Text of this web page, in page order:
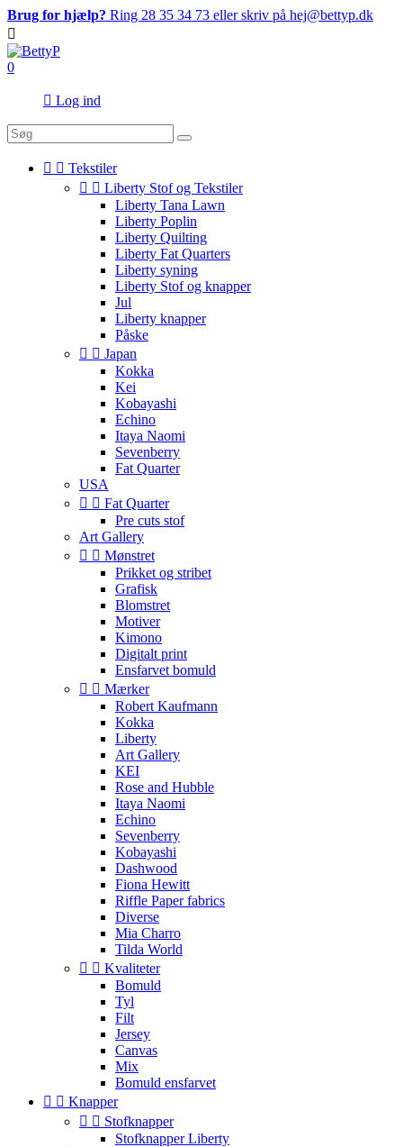
Brug for hjælp? Ring 28 35 34 73 eller skriv på hej@bettyp.dk

0
 Log ind
  Tekstiler
  Liberty Stof og Tekstiler
Liberty Tana Lawn
Liberty Poplin
Liberty Quilting
Liberty Fat Quarters
Liberty syning
Liberty Stof og knapper
Jul
Liberty knapper
Påske
  Japan
Kokka
Kei
Kobayashi
Echino
Itaya Naomi
Sevenberry
Fat Quarter
USA
  Fat Quarter
Pre cuts stof
Art Gallery
  Mønstret
Prikket og stribet
Grafisk
Blomstret
Motiver
Kimono
Digitalt print
Ensfarvet bomuld
  Mærker
Robert Kaufmann
Kokka
Liberty
Art Gallery
KEI
Rose and Hubble
Itaya Naomi
Echino
Sevenberry
Kobayashi
Dashwood
Fiona Hewitt
Riffle Paper fabrics
Diverse
Mia Charro
Tilda World
  Kvaliteter
Bomuld
Tyl
Filt
Jersey
Canvas
Mix
Bomuld ensfarvet
  Knapper
  Stofknapper
Stofknapper Liberty